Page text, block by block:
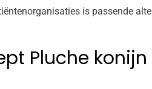
is passende
Pluche